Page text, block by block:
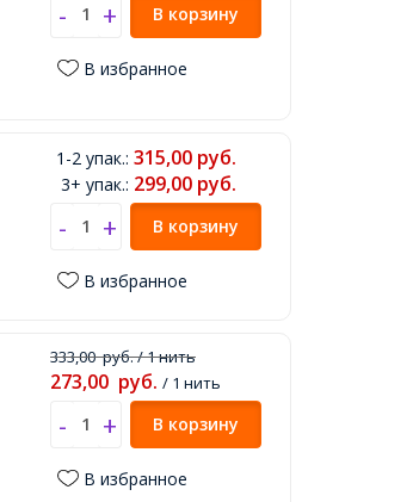
В корзину
В избранное
1-2 упак.: 315,00 руб.
3+ упак.: 299,00 руб.
В корзину
В избранное
333,00руб./ 1 нить
273,00 руб. / 1 нить
В корзину
В избранное